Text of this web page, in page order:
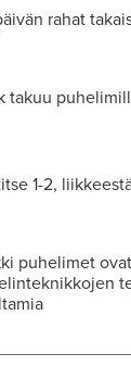
rahat
takuu
1-2,
puhelimet ovat